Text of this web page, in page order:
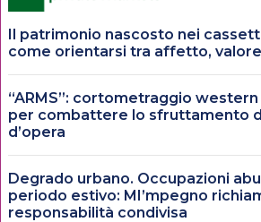
Il patrimonio nascosto nei
come orientarsi tra affetto,
“ARMS”: cortometraggio
per combattere lo sfruttamento
d’opera
Degrado urbano. Occupazioni
periodo estivo: MI’mpegno
responsabilità condivisa